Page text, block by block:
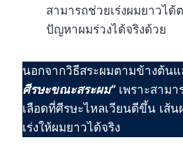
สามารถช่วยเร่งผมยาวได้
ปัญหาผมร่วงได้จริงด้วย
นอกจากวิธีสระผมตามข้างต้นแ
ศีรษะขณะสระผม”เพราะสามา
เลือดที่ศีรษะไหลเวียนดีขึ้น เส้
เร่งให้ผมยาวได้จริง